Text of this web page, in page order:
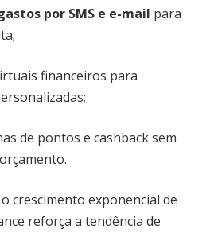
por SMS e e-mail para
financeiros para
de pontos e cashback sem
crescimento exponencial de
reforça a tendência de